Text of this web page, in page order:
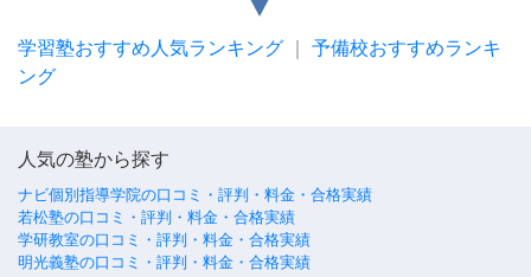
学習塾おすすめ人気ランキング
予備校おすすめランキ
ング
人気の塾から探す
ナビ個別指導学院の口コミ・評判・料金・合格実績
若松塾の口コミ・評判・料金・合格実績
学研教室の口コミ・評判・料金・合格実績
明光義塾の口コミ・評判・料金・合格実績